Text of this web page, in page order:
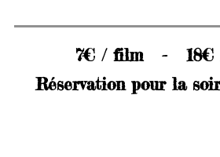
7€ / film - 18€ /
Réservation pour la